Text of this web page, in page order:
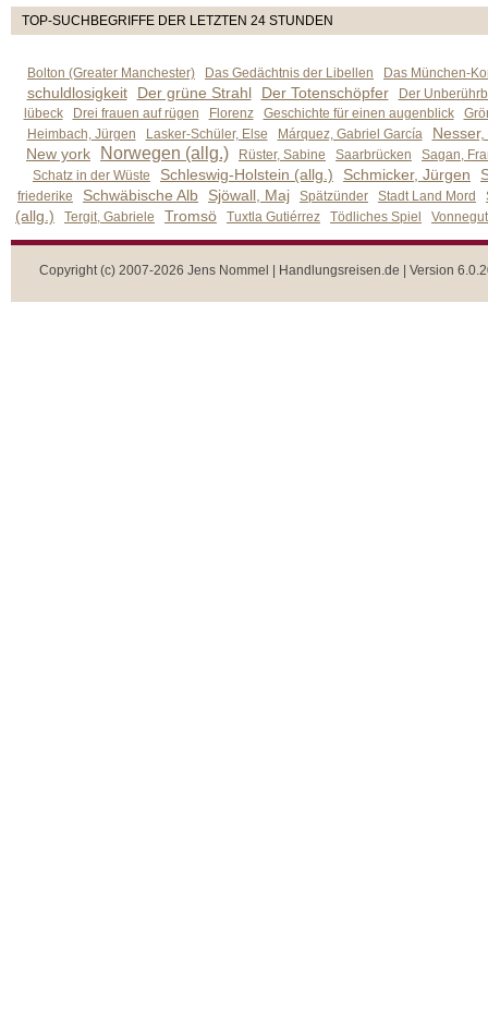
TOP-SUCHBEGRIFFE DER LETZTEN 24 STUNDEN
Bolton (Greater Manchester) Das Gedächtnis der Libellen Das München-
schuldlosigkeit Der grüne Strahl Der Totenschöpfer
Der
lübeck
Drei frauen auf rügen Florenz Geschichte für einen augenblick
Heimbach, Jürgen
Lasker-Schüler, Else Márquez, Gabriel García
New york
Norwegen (allg.) Rüster, Sabine Saarbrücken
Sagan,
Schatz in der Wüste
Schleswig-Holstein (allg.) Schmicker, Jürgen
friederike Schwäbische Alb Sjöwall, Maj Spätzünder Stadt Land Mord
(allg.) Tergit, Gabriele Tromsö Tuxtla Gutiérrez Tödliches Spiel
Copyright (c) 2007-2026 Jens Nommel | Handlungsreisen.de | Version